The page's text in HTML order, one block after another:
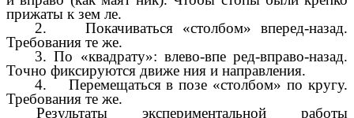
прижаты к зем ле.
2. Покачиваться «столбом» вперед-назад.
Требования те же.
3. По «квадрату»: влево-впе ред-вправо-назад.
Точно фиксируются движе ния и направления.
4. Перемещаться в позе «столбом» по кругу.
Требования те же.
Результаты экспериментальной работы